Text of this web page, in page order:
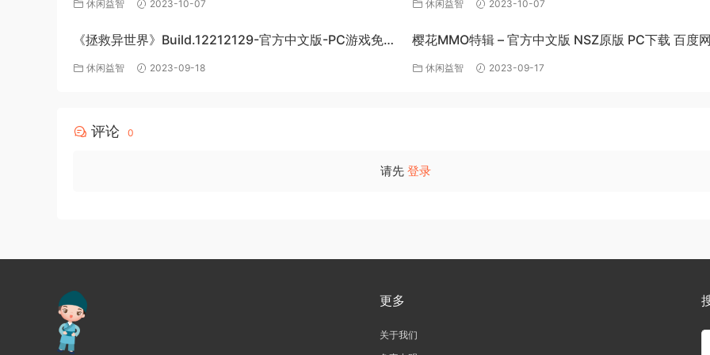
休闲益智 2023-10-07 休闲益智 2023-10-07
《拯救异世界》Build.12212129-官方中文版-PC游戏免费
下载休闲益智 2023-09-18
樱花MMO特辑 – 官方中文版 NSZ原版 PC下载 百度
费获取
休闲益智 2023-09-17
评论 0
请先 登录
更多
关于我们